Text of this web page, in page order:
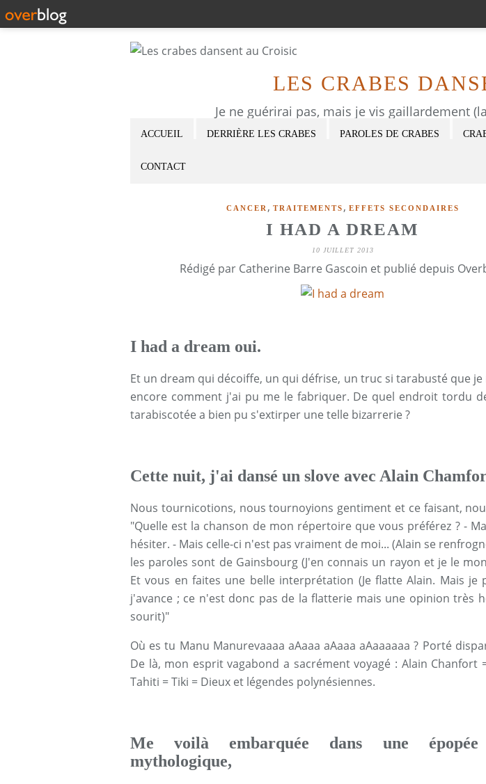
LES CRABES
Je ne guérirai pas, mais je vis gaillardement
ACCUEIL DERRIÈRE LES CRABES PAROLES DE CRABES
CONTACT
CANCER , TRAITEMENTS , EFFETS SECONDAIRES
I HAD A DREAM
10 JUILLET 2013
Rédigé par Catherine Barre Gascoin et publié depuis
I had a dream oui.
Et un dream qui décoiffe, un qui défrise, un truc si tarabusté que je
encore comment j'ai pu me le fabriquer. De quel endroit tordu
tarabiscotée a bien pu s'extirper une telle bizarrerie ?
Cette nuit, j'ai dansé un slove avec Alain
Nous tournicotions, nous tournoyions gentiment et ce faisant,
"Quelle est la chanson de mon répertoire que vous préférez ? -
hésiter. - Mais celle-ci n'est pas vraiment de moi... (Alain se
les paroles sont de Gainsbourg (J'en connais un rayon et je le
Et vous en faites une belle interprétation (Je flatte Alain. Mais je
j'avance ; ce n'est donc pas de la flatterie mais une opinion très
sourit)"
Où es tu Manu Manurevaaaa aAaaa aAaaa aAaaaaaa ? Porté
De là, mon esprit vagabond a sacrément voyagé : Alain Chanfort
Tahiti = Tiki = Dieux et légendes polynésiennes.
Me voilà embarquée dans une épopée
mythologique,